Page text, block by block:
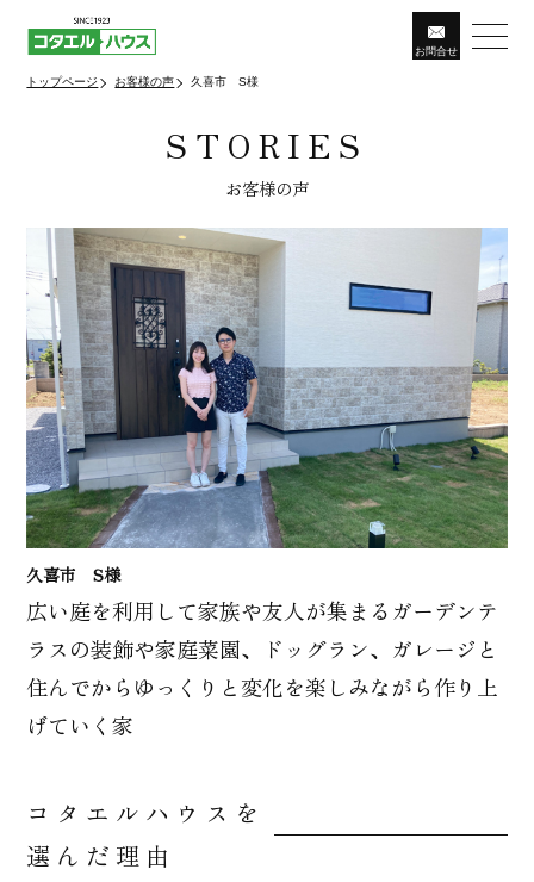
お問合せ
トップページ お客様の声 久喜市 S様
STORIES
お客様の声
久喜市 S様
広い庭を利用して家族や友人が集まるガーデンテ
ラスの装飾や家庭菜園、ドッグラン、ガレージと
住んでからゆっくりと変化を楽しみながら作り上
げていく家
コタエルハウスを
選んだ理由